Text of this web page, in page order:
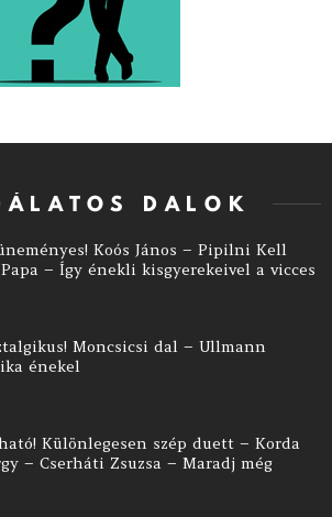
DALOK
Koós János – Pipilni Kell
– Így énekli kisgyerekeivel a vicces
Moncsicsi dal – Ullmann
énekel
Különlegesen szép duett – Korda
– Cserháti Zsuzsa – Maradj még